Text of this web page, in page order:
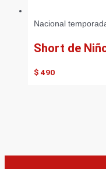
Nacional
Short de
$ 490